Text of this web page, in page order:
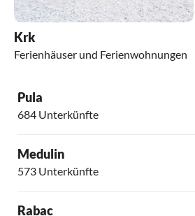
Krk
Ferienhäuser und Ferienwohnungen
Pula
684 Unterkünfte
Medulin
573 Unterkünfte
Rabac